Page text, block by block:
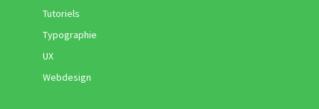
Tutoriels
Typographie
UX
Webdesign